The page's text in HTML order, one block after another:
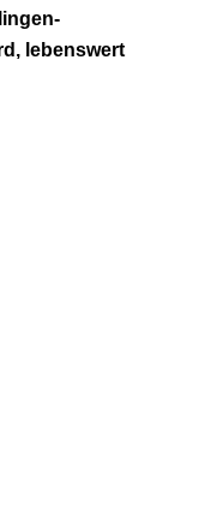
lebenswert